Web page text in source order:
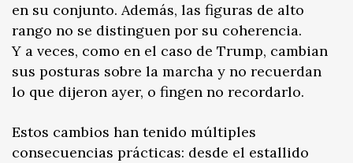
en su conjunto. Además, las figuras de alto
rango no se distinguen por su coherencia.
Y a veces, como en el caso de Trump, cambian
sus posturas sobre la marcha y no recuerdan
lo que dijeron ayer, o fingen no recordarlo.
Estos cambios han tenido múltiples
consecuencias prácticas: desde el estallido